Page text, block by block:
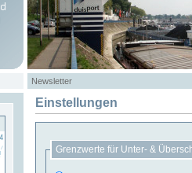
Newsletter
Einstellungen
Grenzwerte für Unter- &